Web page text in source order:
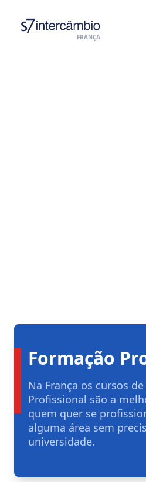
FRANÇA
Formação
Na França os cursos
Profissional são a
quem quer se
alguma área sem
universidade.